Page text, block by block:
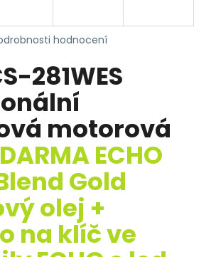
hodnocení
281WES
motorová
ECHO
Gold
olej +
na klíč ve
HLEDAT